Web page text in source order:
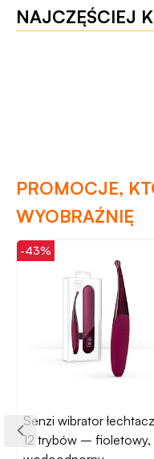
NAJCZĘŚCIEJ
PROMOCJE,
WYOBRAŹNIĘ
-43%
Senzi wibrator
12 trybów – fioletowy,